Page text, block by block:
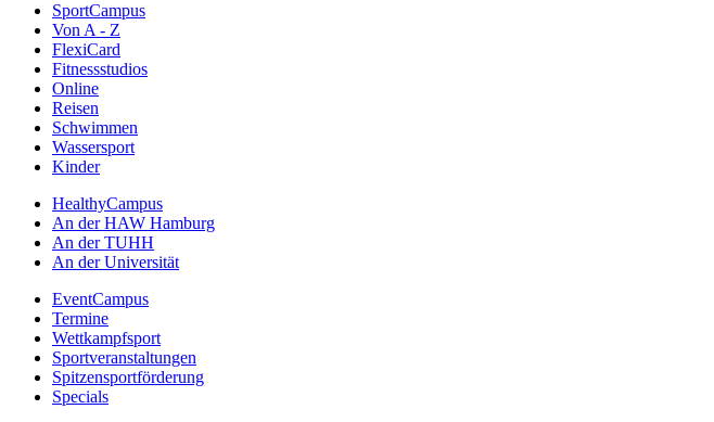
SportCampus
Von A - Z
FlexiCard
Fitnessstudios
Online
Reisen
Schwimmen
Wassersport
Kinder
HealthyCampus
An der HAW Hamburg
An der TUHH
An der Universität
EventCampus
Termine
Wettkampfsport
Sportveranstaltungen
Spitzensportförderung
Specials